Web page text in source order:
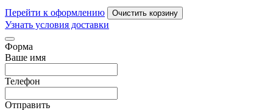
Перейти к оформлению Очистить корзину
Узнать условия доставки
Форма
Ваше имя
Телефон
Отправить